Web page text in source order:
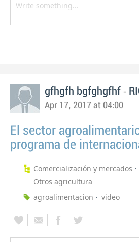
gfhgfh bgfghgfhf -
Apr 17, 2017 at 04:00
El sector
programa de
Comercialización y mercados
Otros agricultura
agroalimentacion
video